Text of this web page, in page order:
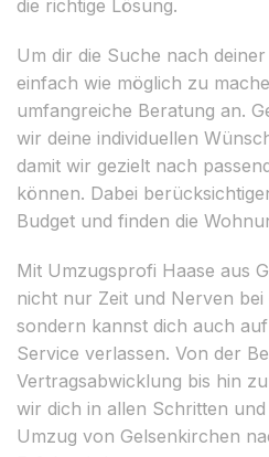
die richtige Lösung.
Um dir die Suche nach
einfach wie möglich zu
umfangreiche Beratung an.
wir deine individuellen
damit wir gezielt nach
können. Dabei
Budget und finden die
Mit Umzugsprofi Haase aus
nicht nur Zeit und Nerven
sondern kannst dich auch
Service verlassen. Von der
Vertragsabwicklung bis hin
wir dich in allen Schritten
Umzug von Gelsenkirchen